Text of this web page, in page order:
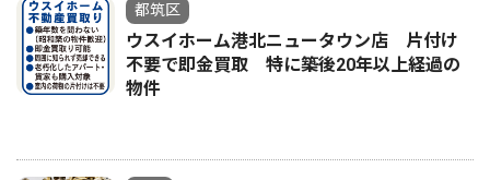
都筑区
ウスイホーム港北ニュータウン店 片付け
不要で即金買取 特に築後20年以上経過の
物件